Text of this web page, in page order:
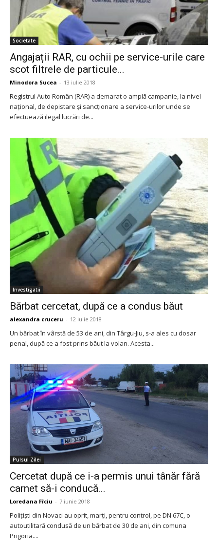
Societate
Angajații RAR, cu ochii pe service-urile care
scot filtrele de particule...
Minodora Sucea - 13 iulie 2018
Registrul Auto Român (RAR) a demarat o amplă campanie, la nivel
național, de depistare și sancționare a service-urilor unde se
efectuează ilegal lucrări de...
Investigatii
Bărbat cercetat, după ce a condus băut
alexandra cruceru - 12 iulie 2018
Un bărbat în vârstă de 53 de ani, din Târgu-Jiu, s-a ales cu dosar
penal, după ce a fost prins băut la volan. Acesta...
Pulsul Zilei
Cercetat după ce i-a permis unui tânăr fără
carnet să-i conducă...
Loredana Fîciu - 7 iunie 2018
Poliţişti din Novaci au oprit, marți, pentru control, pe DN 67C, o
autoutilitară condusă de un bărbat de 30 de ani, din comuna
Prigoria....